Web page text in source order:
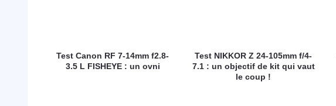
Test Canon RF 7-14mm f2.8-
3.5 L FISHEYE : un ovni
Test NIKKOR Z 24-105mm f/4-
7.1 : un objectif de kit qui vaut
le coup !